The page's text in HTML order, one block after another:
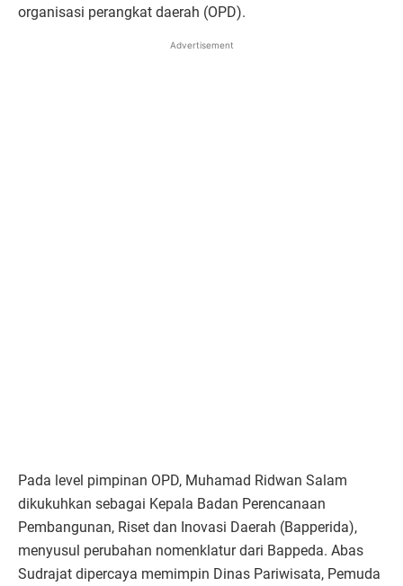
organisasi perangkat daerah (OPD).
Advertisement
Pada level pimpinan OPD, Muhamad Ridwan Salam
dikukuhkan sebagai Kepala Badan Perencanaan
Pembangunan, Riset dan Inovasi Daerah (Bapperida),
menyusul perubahan nomenklatur dari Bappeda. Abas
Sudrajat dipercaya memimpin Dinas Pariwisata, Pemuda